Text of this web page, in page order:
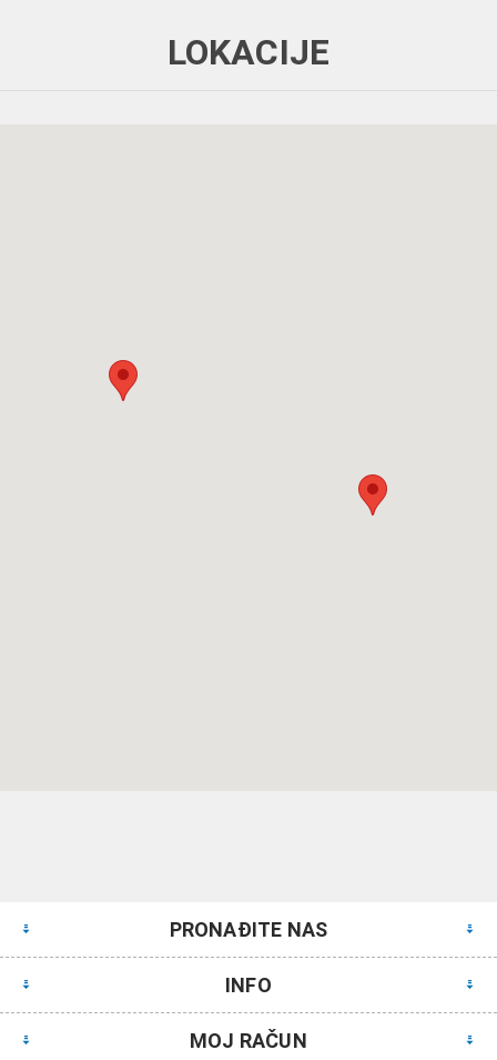
LOKACIJE
PRONAĐITE NAS
INFO
MOJ RAČUN